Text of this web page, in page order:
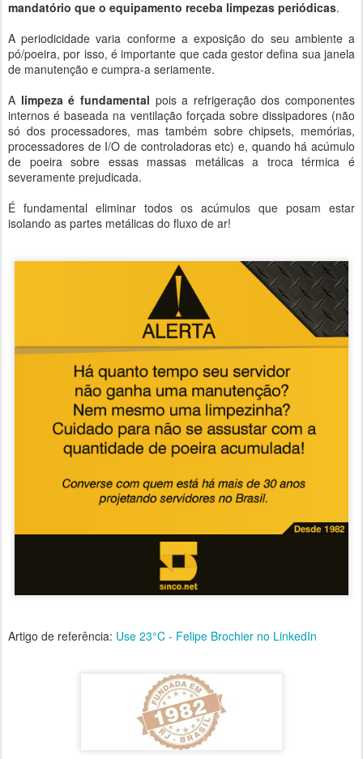
mandatório que o equipamento receba limpezas periódicas.
A periodicidade varia conforme a exposição do seu ambiente a
pó/poeira, por isso, é importante que cada gestor defina sua janela
de manutenção e cumpra-a seriamente.
A limpeza é fundamental pois a refrigeração dos componentes
internos é baseada na ventilação forçada sobre dissipadores (não
só dos processadores, mas também sobre chipsets, memórias,
processadores de I/O de controladoras etc) e, quando há acúmulo
de poeira sobre essas massas metálicas a troca térmica é
severamente prejudicada.
É fundamental eliminar todos os acúmulos que posam estar
isolando as partes metálicas do fluxo de ar!
Artigo de referência: Use 23°C - Felipe Brochier no LinkedIn